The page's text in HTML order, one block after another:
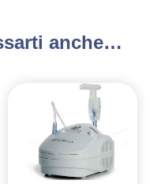
anche…